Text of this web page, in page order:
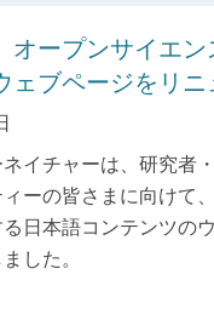
オープンサイエ
ェブページをリ
イチャーは、研究者
ーの皆さまに向けて
日本語コンテンツの
した。